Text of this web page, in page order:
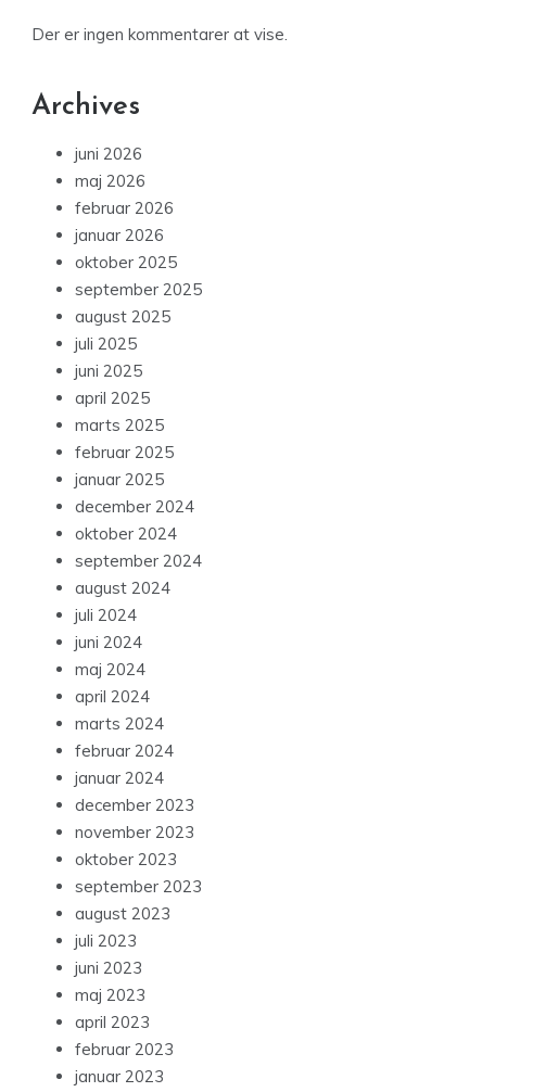
Der er ingen kommentarer at vise.
Archives
juni 2026
maj 2026
februar 2026
januar 2026
oktober 2025
september 2025
august 2025
juli 2025
juni 2025
april 2025
marts 2025
februar 2025
januar 2025
december 2024
oktober 2024
september 2024
august 2024
juli 2024
juni 2024
maj 2024
april 2024
marts 2024
februar 2024
januar 2024
december 2023
november 2023
oktober 2023
september 2023
august 2023
juli 2023
juni 2023
maj 2023
april 2023
februar 2023
januar 2023